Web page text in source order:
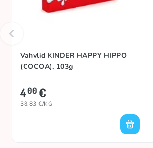
Vahvlid KINDER HAPPY HIPPO
(COCOA), 103g
400€
38.83 €/KG